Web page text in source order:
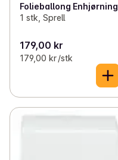
Folieballong Enhjørning
1 stk, Sprell
179,00 kr
179,00 kr /stk